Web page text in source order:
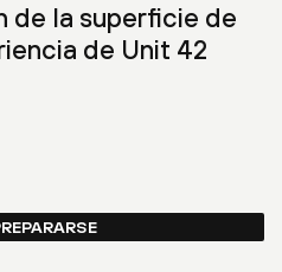
de la superficie de
de Unit 42